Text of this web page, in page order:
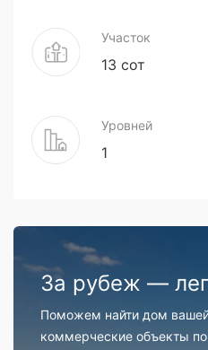
Участок
13 сот
Уровней
1
За рубеж —
Поможем найти дом
коммерческие объекты